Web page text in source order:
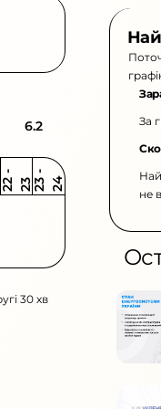
6.2
2 2
-
2 3 2 3
-
2 4
30 хв
За
не